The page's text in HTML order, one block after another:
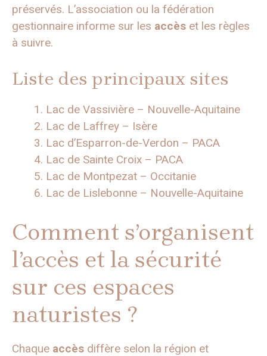
préservés. L’association ou la fédération
gestionnaire informe sur les accès et les règles
à suivre.
Liste des principaux sites
Lac de Vassivière – Nouvelle-Aquitaine
Lac de Laffrey – Isère
Lac d’Esparron-de-Verdon – PACA
Lac de Sainte Croix – PACA
Lac de Montpezat – Occitanie
Lac de Lislebonne – Nouvelle-Aquitaine
Comment s’organisent
l’accès et la sécurité
sur ces espaces
naturistes ?
Chaque accès diffère selon la région et